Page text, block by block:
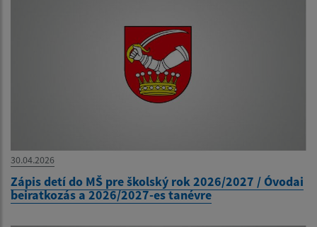
30.04.2026
Zápis detí do MŠ pre školský rok 2026/2027 / Óvodai
beiratkozás a 2026/2027-es tanévre